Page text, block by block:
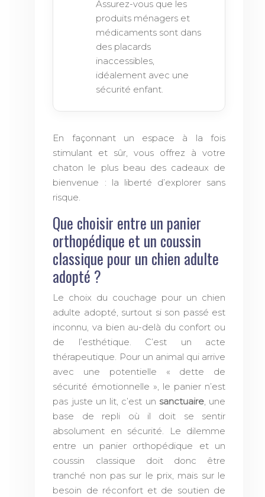
Assurez-vous que les
produits ménagers et
médicaments sont dans
des placards
inaccessibles,
idéalement avec une
sécurité enfant.
En façonnant un espace à la fois
stimulant et sûr, vous offrez à votre
chaton le plus beau des cadeaux de
bienvenue : la liberté d’explorer sans
risque.
Que choisir entre un panier
orthopédique et un coussin
classique pour un chien adulte
adopté ?
Le choix du couchage pour un chien
adulte adopté, surtout si son passé est
inconnu, va bien au-delà du confort ou
de l’esthétique. C’est un acte
thérapeutique. Pour un animal qui arrive
avec une potentielle « dette de
sécurité émotionnelle », le panier n’est
pas juste un lit, c’est un sanctuaire, une
base de repli où il doit se sentir
absolument en sécurité. Le dilemme
entre un panier orthopédique et un
coussin classique doit donc être
tranché non pas sur le prix, mais sur le
besoin de réconfort et de soutien de